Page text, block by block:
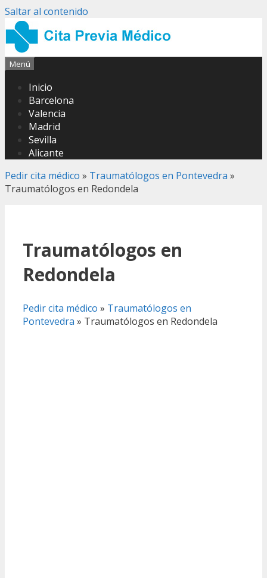
Saltar al contenido
Menú
Inicio
Barcelona
Valencia
Madrid
Sevilla
Alicante
Pedir cita médico » Traumatólogos en Pontevedra »
Traumatólogos en Redondela
Traumatólogos en
Redondela
Pedir cita médico » Traumatólogos en
Pontevedra » Traumatólogos en Redondela